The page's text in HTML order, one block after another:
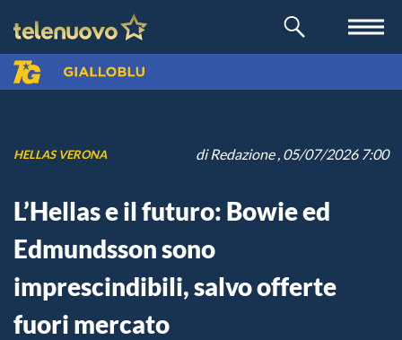
HELLAS VERONA diRedazione, 05/07/2026 7:00
L’Hellas e il futuro: Bowie ed
Edmundsson sono
imprescindibili, salvo offerte
fuori mercato